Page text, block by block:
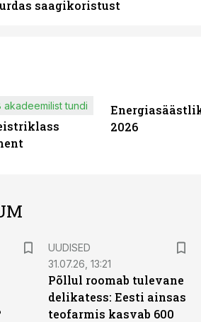
saagikoristust
akadeemilist tundi
2026
UUDISED
31.07.26, 13:21
Põllul roomab tulevane
delikatess: Eesti ainsas
teofarmis kasvab 600